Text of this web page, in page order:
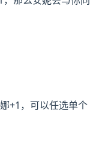
+1，可以任选单个